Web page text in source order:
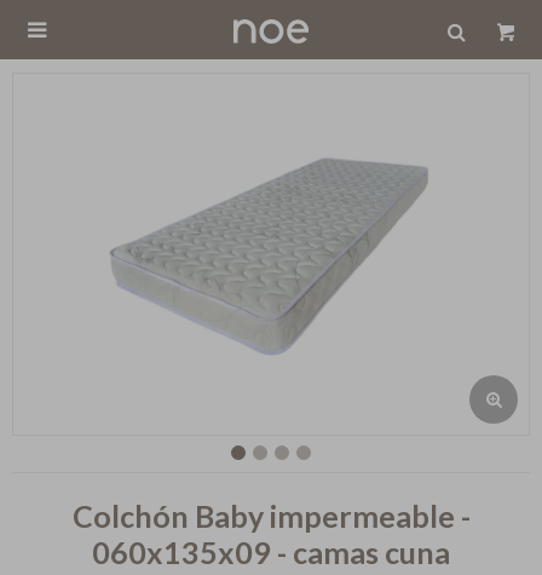

Colchón Baby impermeable -
060x135x09 - camas cuna